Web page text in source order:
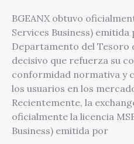
BGEANX obtuvo
Services Business) emitida
Departamento del Tesoro
decisivo que refuerza su
conformidad normativa y
los usuarios en los
Recientemente, la
oficialmente la licencia
Business) emitida por